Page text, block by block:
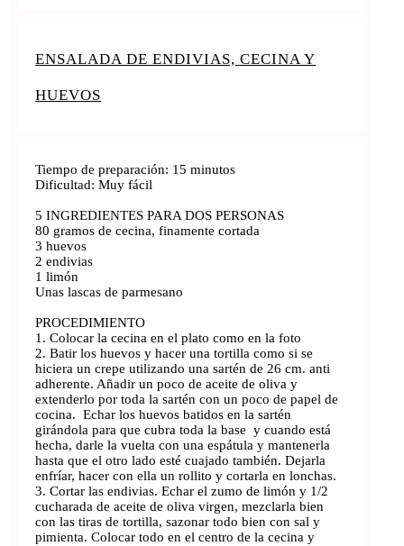
ENSALADA DE ENDIVIAS, CECINA Y
HUEVOS
Tiempo de preparación: 15 minutos
Dificultad: Muy fácil
5 INGREDIENTES PARA DOS PERSONAS
80 gramos de cecina, finamente cortada
3 huevos
2 endivias
1 limón
Unas lascas de parmesano
PROCEDIMIENTO
1. Colocar la cecina en el plato como en la foto
2. Batir los huevos y hacer una tortilla como si se
hiciera un crepe utilizando una sartén de 26 cm. anti
adherente. Añadir un poco de aceite de oliva y
extenderlo por toda la sartén con un poco de papel de
cocina. Echar los huevos batidos en la sartén
girándola para que cubra toda la base y cuando está
hecha, darle la vuelta con una espátula y mantenerla
hasta que el otro lado esté cuajado también. Dejarla
enfríar, hacer con ella un rollito y cortarla en lonchas.
3. Cortar las endivias. Echar el zumo de limón y 1/2
cucharada de aceite de oliva virgen, mezclarla bien
con las tiras de tortilla, sazonar todo bien con sal y
pimienta. Colocar todo en el centro de la cecina y